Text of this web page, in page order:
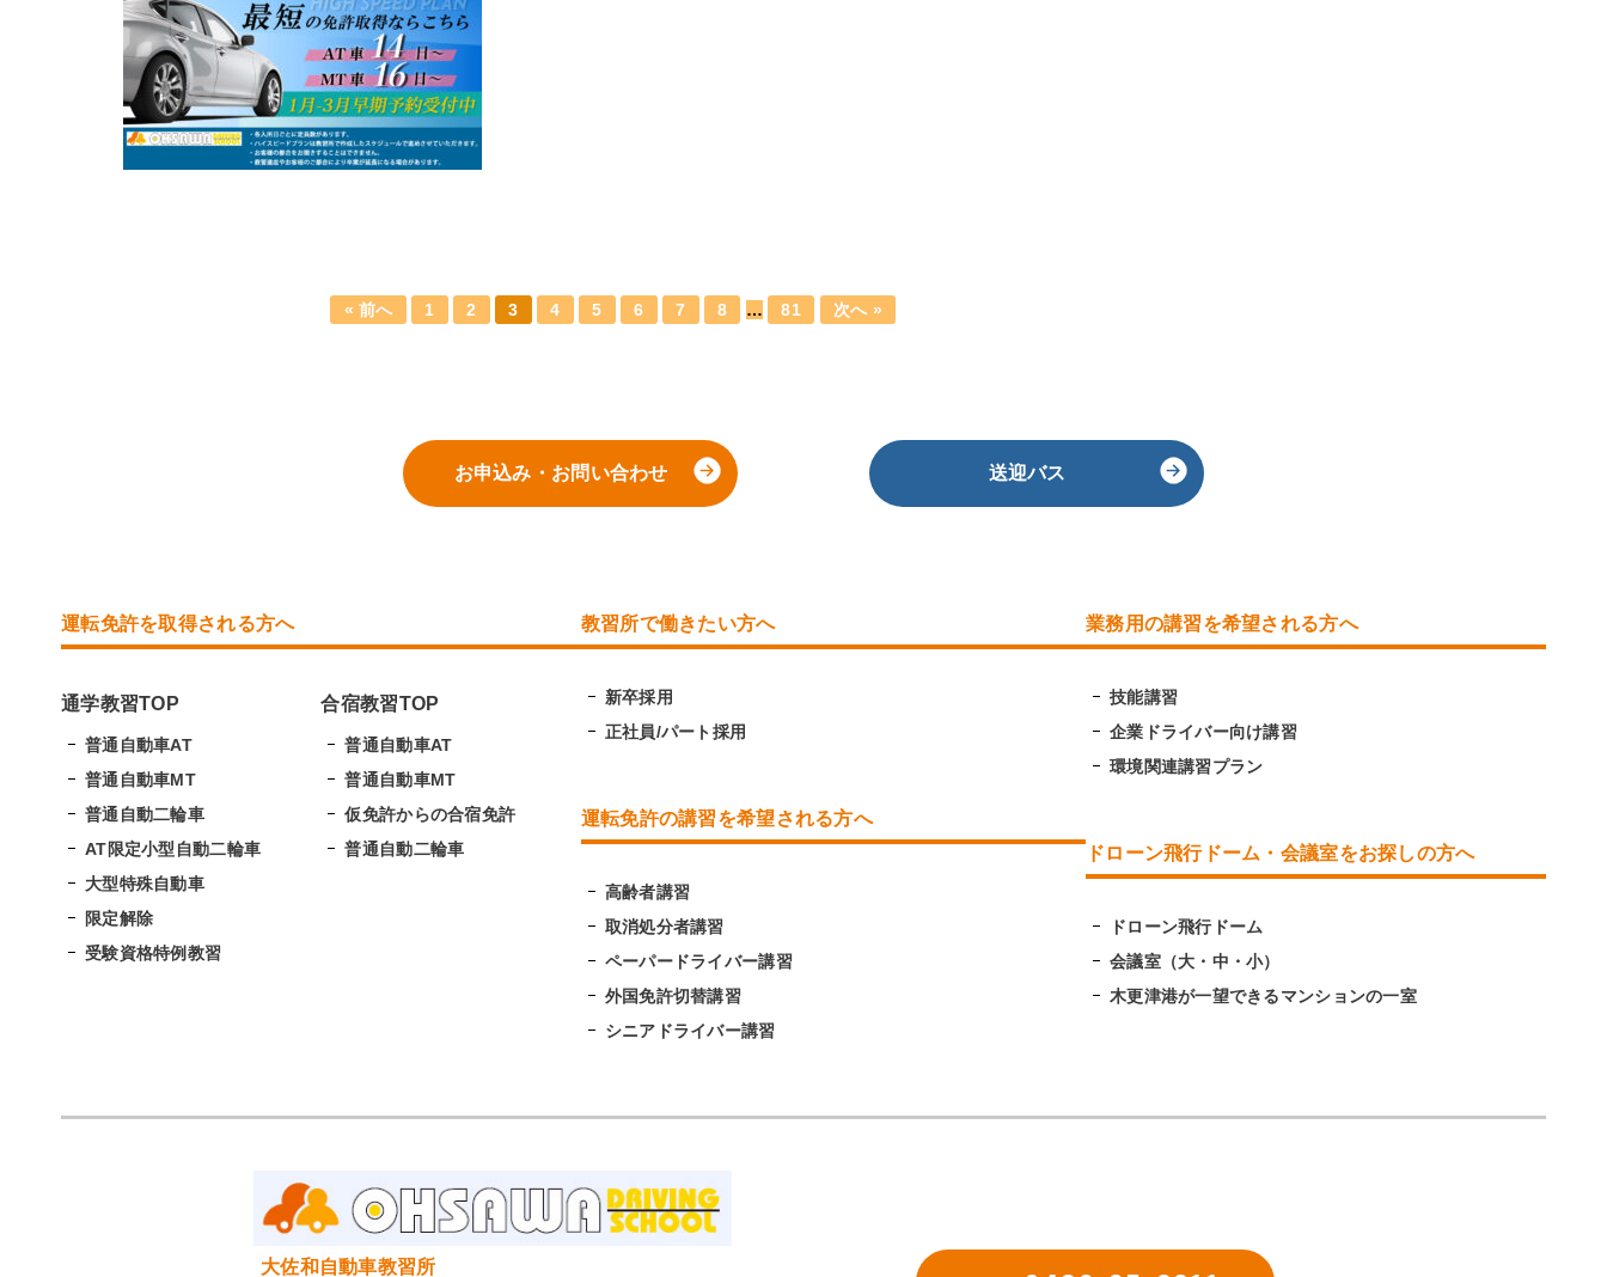
« 前へ 1 2 3 4 5 6 7 8 … 81 次へ »
お申込み・お問い合わせ 送迎バス
運転免許を取得される方へ
通学教習TOP
普通自動車AT
普通自動車MT
普通自動二輪車
AT限定小型自動二輪車
大型特殊自動車
限定解除
受験資格特例教習
合宿教習TOP
普通自動車AT
普通自動車MT
仮免許からの合宿免許
普通自動二輪車
教習所で働きたい方へ
新卒採用
正社員/パート採用
運転免許の講習を希望される方へ
高齢者講習
取消処分者講習
ペーパードライバー講習
外国免許切替講習
シニアドライバー講習
業務用の講習を希望される方へ
技能講習
企業ドライバー向け講習
環境関連講習プラン
ドローン飛行ドーム・会議室をお探しの方へ
ドローン飛行ドーム
会議室（大・中・小）
木更津港が一望できるマンションの一室
大佐和自動車教習所